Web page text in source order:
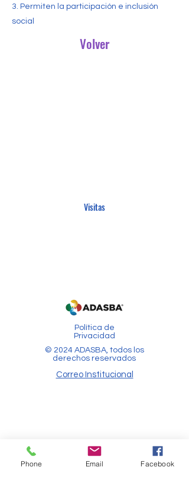
3. Permiten la participación e inclusión
social
Volver
Visitas
Política de
Privacidad
© 2024 ADASBA, todos los
derechos reservados
Correo Institucional
Phone Email Facebook